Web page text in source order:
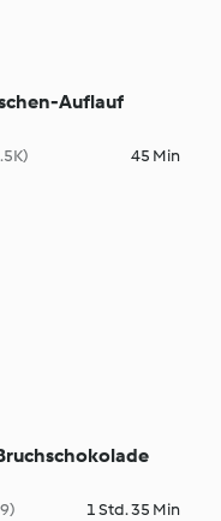
Auflauf
45 Min
1 Std. 35 Min